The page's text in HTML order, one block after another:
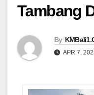
Tambang
By
APR 7,